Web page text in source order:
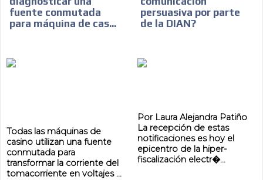
fuente conmutada
para máquina de cas...
Todas las máquinas de
casino utilizan una fuente
conmutada para
transformar la corriente del
tomacorriente en voltajes ...
persuasiva por parte
de la DIAN?
Por Laura Alejandra Patiño
La recepción de estas
notificaciones es hoy el
epicentro de la hiper-
fiscalización electr�...